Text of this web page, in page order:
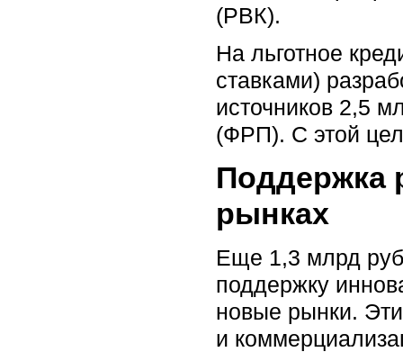
(РВК).
На льготное
ставками)
источников 2,5
(ФРП). С этой
Поддержка
рынках
Еще 1,3 млрд
поддержку
новые рынки.
и